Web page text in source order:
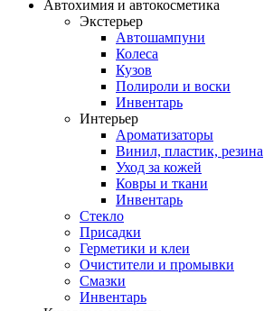
Автохимия и автокосметика
Экстерьер
Автошампуни
Колеса
Кузов
Полироли и воски
Инвентарь
Интерьер
Ароматизаторы
Винил, пластик, резина
Уход за кожей
Ковры и ткани
Инвентарь
Стекло
Присадки
Герметики и клеи
Очистители и промывки
Смазки
Инвентарь